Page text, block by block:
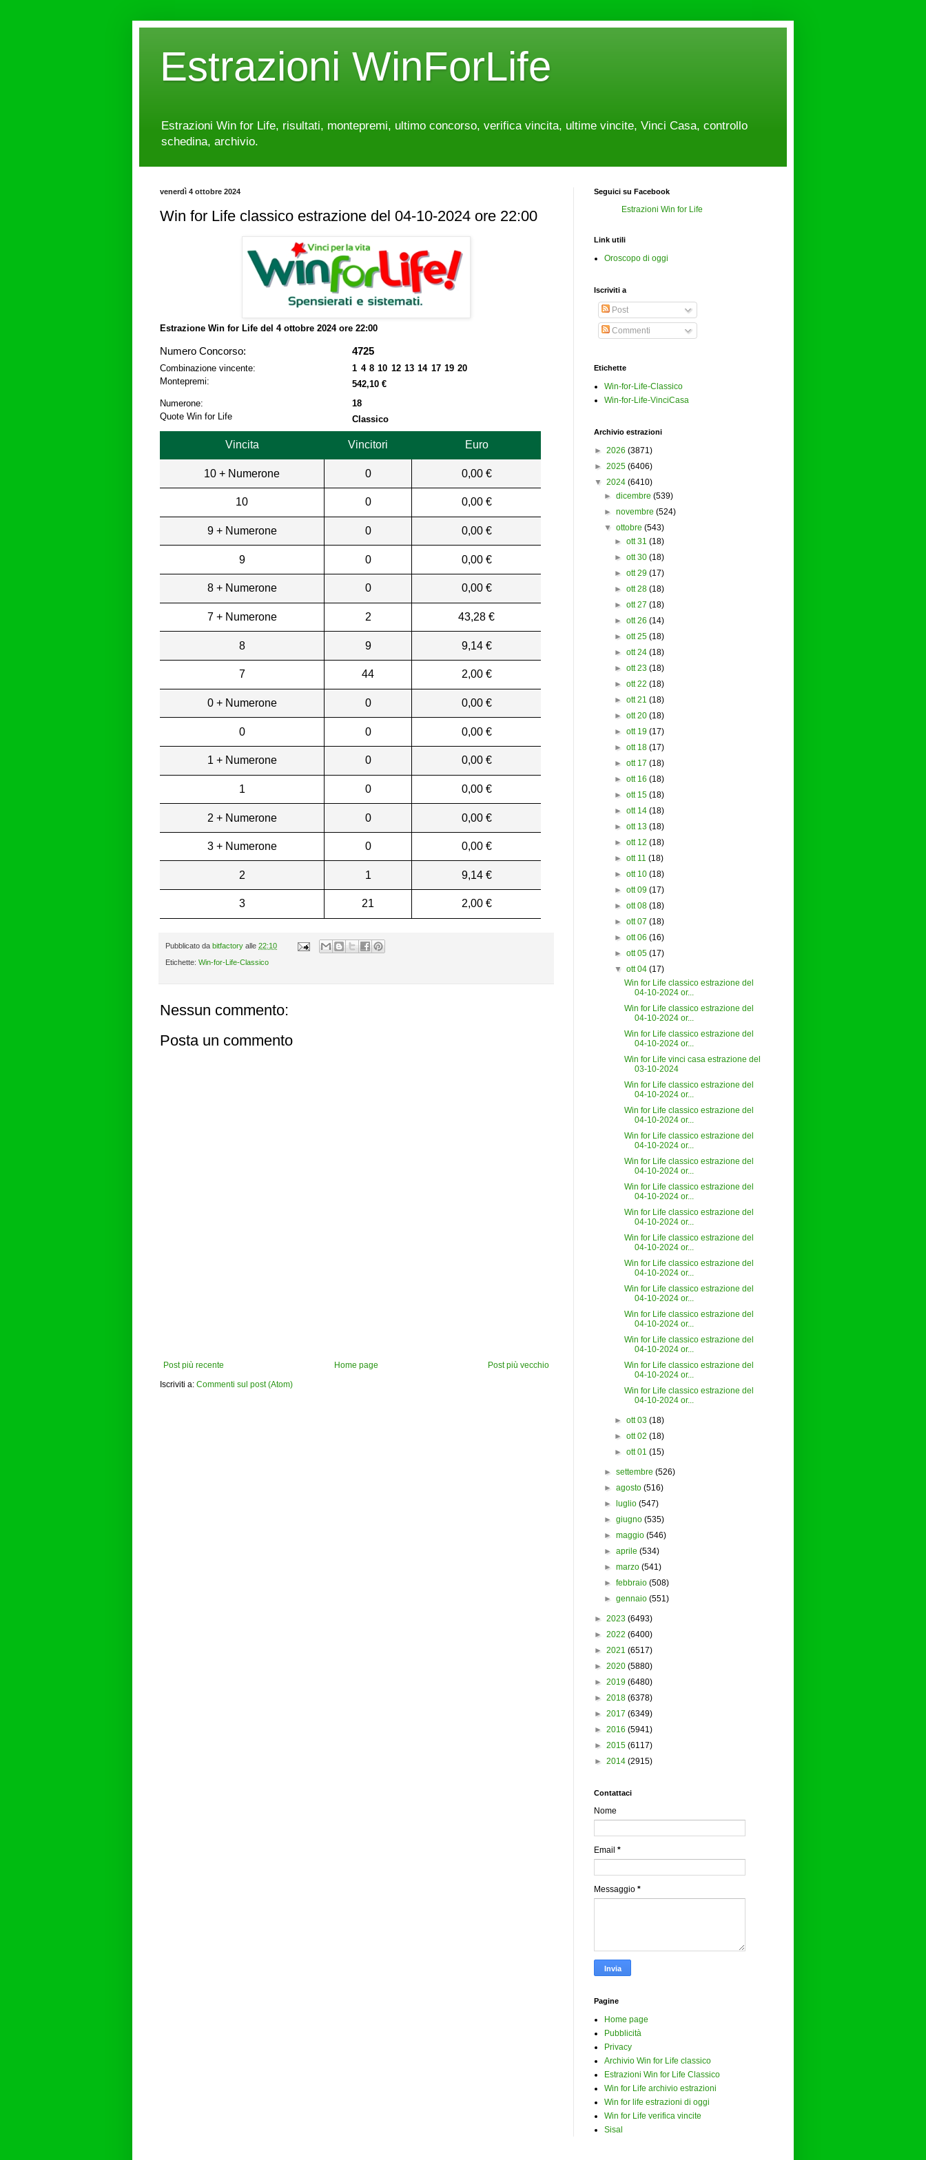
Estrazioni WinForLife
Estrazioni Win for Life, risultati, montepremi, ultimo concorso, verifica vincita, ultime vincite, Vinci Casa, controllo
schedina, archivio.
venerdì 4 ottobre 2024
Win for Life classico estrazione del 04-10-2024 ore 22:00
Estrazione Win for Life del 4 ottobre 2024 ore 22:00
Numero Concorso: 4725
Combinazione vincente:
1 4 8 10 12 13 14 17 19 20
Montepremi:
542,10 €
Numerone:
18
Quote Win for Life
Classico
Vincita Vincitori Euro
10 + Numerone 0 0,00 €
10 0 0,00 €
9 + Numerone 0 0,00 €
9 0 0,00 €
8 + Numerone 0 0,00 €
7 + Numerone 2 43,28 €
8 9 9,14 €
7 44 2,00 €
0 + Numerone 0 0,00 €
0 0 0,00 €
1 + Numerone 0 0,00 €
1 0 0,00 €
2 + Numerone 0 0,00 €
3 + Numerone 0 0,00 €
2 1 9,14 €
3 21 2,00 €
Pubblicato da bitfactory alle 22:10
Etichette: Win-for-Life-Classico
Nessun commento:
Posta un commento
Post più recente Post più vecchio
Home page
Iscriviti a: Commenti sul post (Atom)
Seguici su Facebook
Estrazioni Win for Life
Link utili
Oroscopo di oggi
Iscriviti a
Post
Commenti
Etichette
Win-for-Life-Classico
Win-for-Life-VinciCasa
Archivio estrazioni
► 2026 (3871)
► 2025 (6406)
▼ 2024 (6410)
►dicembre (539)
►novembre (524)
▼ ottobre (543)
► ott 31 (18)
► ott 30 (18)
► ott 29 (17)
► ott 28 (18)
► ott 27 (18)
► ott 26 (14)
► ott 25 (18)
► ott 24 (18)
► ott 23 (18)
► ott 22 (18)
► ott 21 (18)
► ott 20 (18)
► ott 19 (17)
► ott 18 (17)
► ott 17 (18)
► ott 16 (18)
► ott 15 (18)
► ott 14 (18)
► ott 13 (18)
► ott 12 (18)
► ott 11 (18)
► ott 10 (18)
► ott 09 (17)
► ott 08 (18)
► ott 07 (18)
► ott 06 (16)
► ott 05 (17)
▼ ott 04 (17)
Win for Life classico estrazione del
04-10-2024 or...
Win for Life classico estrazione del
04-10-2024 or...
Win for Life classico estrazione del
04-10-2024 or...
Win for Life vinci casa estrazione del
03-10-2024
Win for Life classico estrazione del
04-10-2024 or...
Win for Life classico estrazione del
04-10-2024 or...
Win for Life classico estrazione del
04-10-2024 or...
Win for Life classico estrazione del
04-10-2024 or...
Win for Life classico estrazione del
04-10-2024 or...
Win for Life classico estrazione del
04-10-2024 or...
Win for Life classico estrazione del
04-10-2024 or...
Win for Life classico estrazione del
04-10-2024 or...
Win for Life classico estrazione del
04-10-2024 or...
Win for Life classico estrazione del
04-10-2024 or...
Win for Life classico estrazione del
04-10-2024 or...
Win for Life classico estrazione del
04-10-2024 or...
Win for Life classico estrazione del
04-10-2024 or...
► ott 03 (18)
► ott 02 (18)
► ott 01 (15)
►settembre (526)
►agosto (516)
►
luglio (547)
►giugno (535)
►maggio (546)
►aprile (534)
►marzo (541)
►febbraio (508)
►gennaio (551)
► 2023 (6493)
► 2022 (6400)
► 2021 (6517)
► 2020 (5880)
► 2019 (6480)
► 2018 (6378)
► 2017 (6349)
► 2016 (5941)
► 2015 (6117)
► 2014 (2915)
Contattaci
Nome
Email *
Messaggio *
Pagine
Home page
Pubblicità
Privacy
Archivio Win for Life classico
Estrazioni Win for Life Classico
Win for Life archivio estrazioni
Win for life estrazioni di oggi
Win for Life verifica vincite
Sisal